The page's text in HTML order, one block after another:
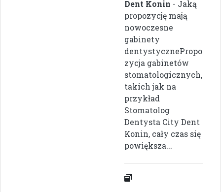
Dent Konin - Jaką
propozycję mają
nowoczesne
gabinety
dentystycznePropo
zycja gabinetów
stomatologicznych,
takich jak na
przykład
Stomatolog
Dentysta City Dent
Konin, cały czas się
powiększa...